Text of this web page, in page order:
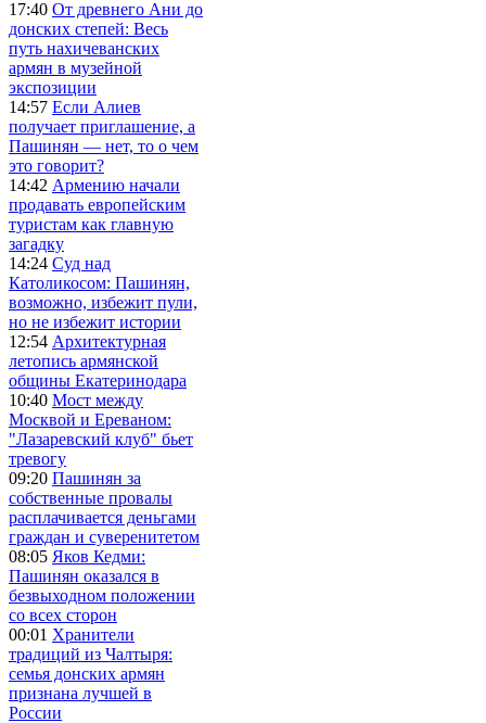
17:40 От древнего Ани до
донских степей: Весь
путь нахичеванских
армян в музейной
экспозиции
14:57 Если Алиев
получает приглашение, а
Пашинян — нет, то о чем
это говорит?
14:42 Армению начали
продавать европейским
туристам как главную
загадку
14:24 Суд над
Католикосом: Пашинян,
возможно, избежит пули,
но не избежит истории
12:54 Архитектурная
летопись армянской
общины Екатеринодара
10:40 Мост между
Москвой и Ереваном:
"Лазаревский клуб" бьет
тревогу
09:20 Пашинян за
собственные провалы
расплачивается деньгами
граждан и суверенитетом
08:05 Яков Кедми:
Пашинян оказался в
безвыходном положении
со всех сторон
00:01 Хранители
традиций из Чалтыря:
семья донских армян
признана лучшей в
России